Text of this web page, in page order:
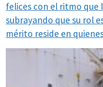
felices con el ritmo que
subrayando que su rol
mérito reside en